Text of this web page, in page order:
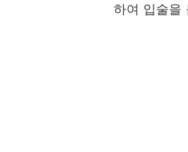
하여 입술을